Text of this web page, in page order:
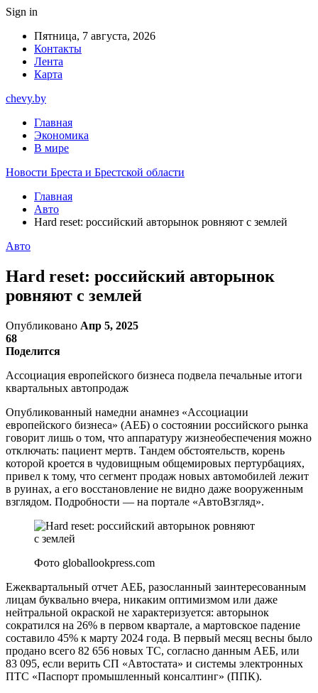
Sign in
Пятница, 7 августа, 2026
Контакты
Лента
Карта
chevy.by
Главная
Экономика
В мире
Новости Бреста и Брестской области
Главная
Авто
Hard reset: российский авторынок ровняют с землей
Авто
Hard reset: российский авторынок
ровняют с землей
Опубликовано Апр 5, 2025
68
Поделится
Ассоциация европейского бизнеса подвела печальные итоги
квартальных автопродаж
Опубликованный намедни анамнез «Ассоциации
европейского бизнеса» (AEБ) о состоянии российского рынка
говорит лишь о том, что аппаратуру жизнеобеспечения можно
отключать: пациент мертв. Тандем обстоятельств, корень
которой кроется в чудовищным общемировых пертурбациях,
привел к тому, что сегмент продаж новых автомобилей лежит
в руинах, а его восстановление не видно даже вооруженным
взглядом. Подробности — на портале «АвтоВзгляд».
Фото globallookpress.com
Ежеквартальный отчет АЕБ, разосланный заинтересованным
лицам буквально вчера, никаким оптимизмом или даже
нейтральной окраской не характеризуется: авторынок
сократился на 26% в первом квартале, а мартовское падение
составило 45% к марту 2024 года. В первый месяц весны было
продано всего 82 656 новых ТС, согласно данным АЕБ, или
83 095, если верить СП «Автостата» и системы электронных
ПТС «Паспорт промышленный консалтинг» (ППК).